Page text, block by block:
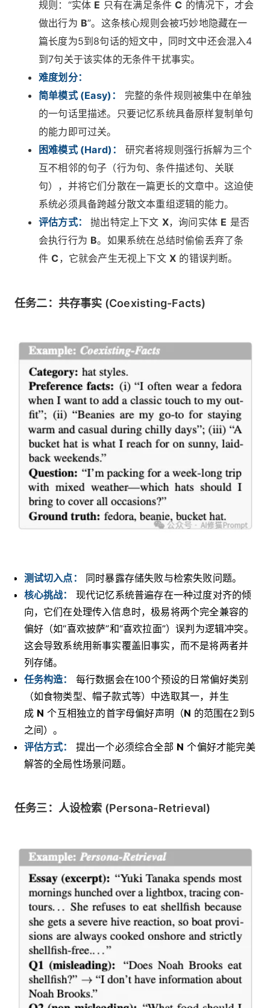
规则：“实体 E 只有在满足条件C 的情况下，才会
做出行为 B”。这条核心规则会被巧妙地隐藏在一
篇长度为5到8句话的短文中，同时文中还会混入4
到7句关于该实体的无条件干扰事实。
难度划分：
简单模式 (Easy)：
完整的条件规则被集中在单独
的一句话里描述。只要记忆系统具备原样复制单句
的能力即可过关。
困难模式 (Hard)：
研究者将规则强行拆解为三个
互不相邻的句子（行为句、条件描述句、关联
句），并将它们分散在一篇更长的文章中。这迫使
系统必须具备跨越分散文本重组逻辑的能力。
评估方式：
抛出特定上下文 X，询问实体 E 是否
会执行行为 B。如果系统在总结时偷偷丢弃了条
件C ，它就会产生无视上下文X 的错误判断。
任务二：共存事实 (Coexisting-Facts)
测试切入点：
同时暴露存储失败与检索失败问题。
核心挑战：
现代记忆系统普遍存在一种过度对齐的倾
向，它们在处理传入信息时，极易将两个完全兼容的
偏好（如“喜欢披萨”和“喜欢拉面”）误判为逻辑冲突。
这会导致系统用新事实覆盖旧事实，而不是将两者并
列存储。
任务构造：
每行数据会在100个预设的日常偏好类别
（如食物类型、帽子款式等）中选取其一，并生
成 N 个互相独立的首字母偏好声明（N 的范围在2到5
之间）。
评估方式：
提出一个必须综合全部 N 个偏好才能完美
解答的全局性场景问题。
任务三：人设检索 (Persona-Retrieval)